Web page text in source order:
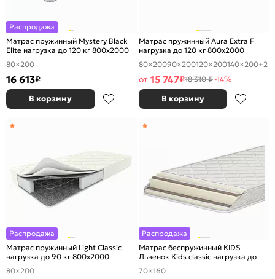
Распродажа
Матрас пружинный Mystery Black
Elite нагрузка до 120 кг 800x2000
80×200
16 613₽
В корзину
Матрас пружинный Aura Extra F
нагрузка до 120 кг 800x2000
80×20090×200120×200140×200+2
от 15 747₽18 310 ₽-14%
В корзину
Распродажа
Матрас пружинный Light Classic
нагрузка до 90 кг 800x2000
80×200
Распродажа
Матрас беспружинный KIDS
Львенок Kids classic нагрузка до 90
кг 700x1600
70×160